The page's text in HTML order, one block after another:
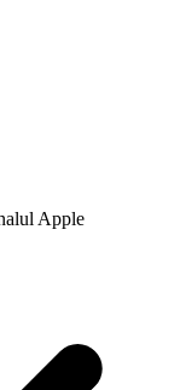
Apple